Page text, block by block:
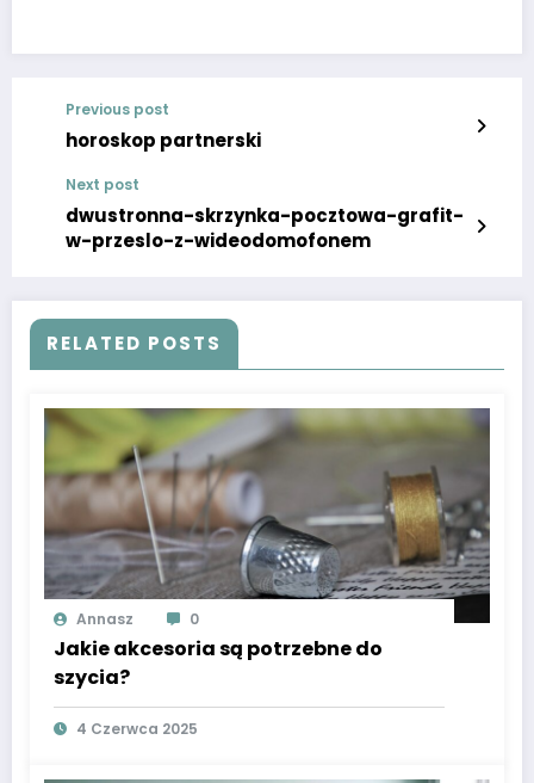
Previous post
horoskop partnerski
Next post
dwustronna-skrzynka-pocztowa-grafit-
w-przeslo-z-wideodomofonem
RELATED POSTS
Annasz 0
Jakie akcesoria są potrzebne do
szycia?
4 Czerwca 2025